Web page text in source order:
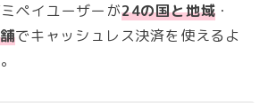
ペイユーザーが24の国と地域 ・
でキャッシュレス決済を使えるよ